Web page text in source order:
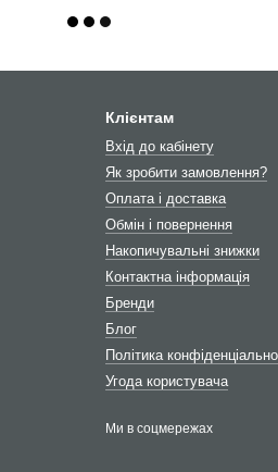
Клієнтам
Вхід до кабінету
Як зробити замовлення?
Оплата і доставка
Обмін і повернення
Накопичувальні знижки
Контактна інформація
Бренди
Блог
Політика
Угода користувача
Ми в соцмережах